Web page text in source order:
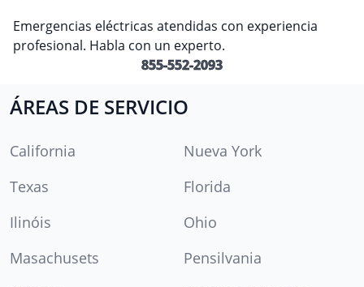
Emergencias eléctricas atendidas con experiencia
profesional. Habla con un experto.
855-552-2093
ÁREAS DE SERVICIO
California
Nueva York
Texas
Florida
Ilinóis
Ohio
Masachusets
Pensilvania